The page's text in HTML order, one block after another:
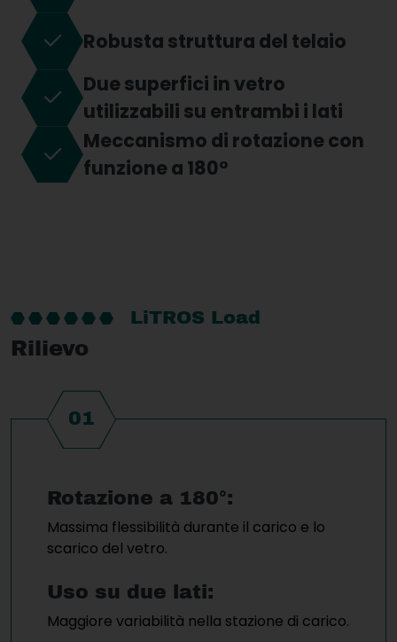
Robusta struttura del telaio
Due superfici in vetro
utilizzabili su entrambi i lati
Meccanismo di rotazione con
funzione a 180°
LiTROS Load
Rilievo
01
Rotazione a 180°:
Massima flessibilità durante il carico e lo
scarico del vetro.
Uso su due lati:
Maggiore variabilità nella stazione di carico.